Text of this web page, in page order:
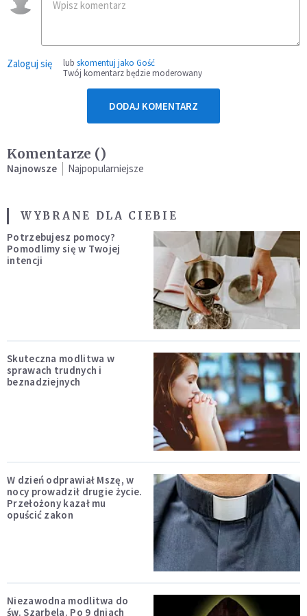
Zaloguj się lub skomentuj jako Gość
Twój komentarz będzie moderowany
DODAJ KOMENTARZ
Komentarze ()
Najnowsze Najpopularniejsze
WYBRANE DLA CIEBIE
Potrzebujesz pomocy?
Pomodlimy się w Twojej
intencji
Skuteczna modlitwa w
sprawach trudnych i
beznadziejnych
W dzień odprawiał Mszę, w
nocy prowadził drugie życie.
Przełożony kazał mu
opuścić zakon
Niezawodna modlitwa do
św. Szarbela. Po 9 dniach